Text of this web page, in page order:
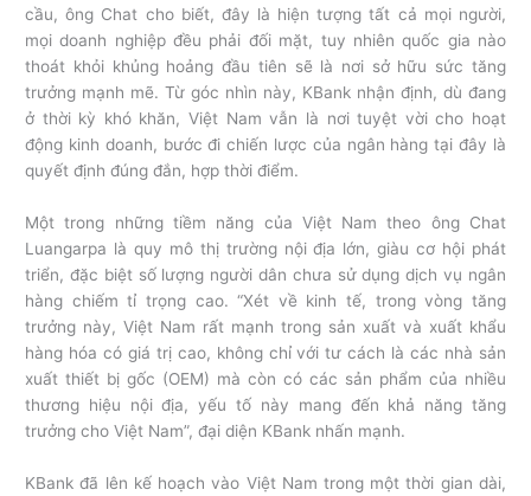
cầu, ông Chat cho biết, đây là hiện tượng tất cả mọi người,
mọi doanh nghiệp đều phải đối mặt, tuy nhiên quốc gia nào
thoát khỏi khủng hoảng đầu tiên sẽ là nơi sở hữu sức tăng
trưởng mạnh mẽ. Từ góc nhìn này, KBank nhận định, dù đang
ở thời kỳ khó khăn, Việt Nam vẫn là nơi tuyệt vời cho hoạt
động kinh doanh, bước đi chiến lược của ngân hàng tại đây là
quyết định đúng đắn, hợp thời điểm.
Một trong những tiềm năng của Việt Nam theo ông Chat
Luangarpa là quy mô thị trường nội địa lớn, giàu cơ hội phát
triển, đặc biệt số lượng người dân chưa sử dụng dịch vụ ngân
hàng chiếm tỉ trọng cao. “Xét về kinh tế, trong vòng tăng
trưởng này, Việt Nam rất mạnh trong sản xuất và xuất khẩu
hàng hóa có giá trị cao, không chỉ với tư cách là các nhà sản
xuất thiết bị gốc (OEM) mà còn có các sản phẩm của nhiều
thương hiệu nội địa, yếu tố này mang đến khả năng tăng
trưởng cho Việt Nam”, đại diện KBank nhấn mạnh.
KBank đã lên kế hoạch vào Việt Nam trong một thời gian dài,